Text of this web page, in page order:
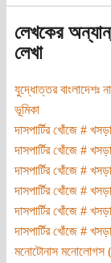
লেখকের
লেখা
যুদ্ধোত্তর বাংলাদেশঃ
ভূমিকা
দাসপার্টির খোঁজে #
দাসপার্টির খোঁজে #
দাসপার্টির খোঁজে #
দাসপার্টির খোঁজে #
দাসপার্টির খোঁজে #
দাসপার্টির খোঁজে #
মনোটোনাস মনোলোগস